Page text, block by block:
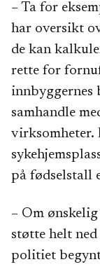
– Ta for
har oversikt
de kan
rette for
innbyggernes
samhandle
virksomheter.
på fødselstall
– Om
støtte helt
politiet